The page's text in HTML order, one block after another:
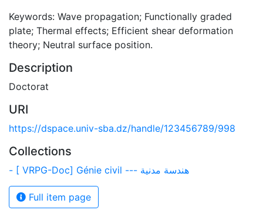
Keywords: Wave propagation; Functionally graded
plate; Thermal effects; Efficient shear deformation
theory; Neutral surface position.
Description
Doctorat
URI
https://dspace.univ-sba.dz/handle/123456789/998
Collections
- [ VRPG-Doc] Génie civil --- هندسة مدنية
Full item page